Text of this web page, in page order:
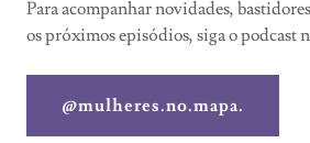
Para acompanhar novidades,
os próximos episódios, siga o podcast
@mulheres.no.mapa.